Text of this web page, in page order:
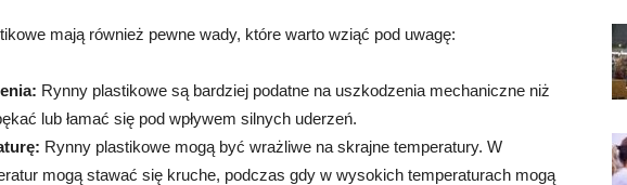
mają również pewne wady, które warto wziąć pod uwagę:
Rynny plastikowe są bardziej podatne na uszkodzenia mechaniczne niż
lub łamać się pod wpływem silnych uderzeń.
Rynny plastikowe mogą być wrażliwe na skrajne temperatury. W
mogą stawać się kruche, podczas gdy w wysokich temperaturach mogą